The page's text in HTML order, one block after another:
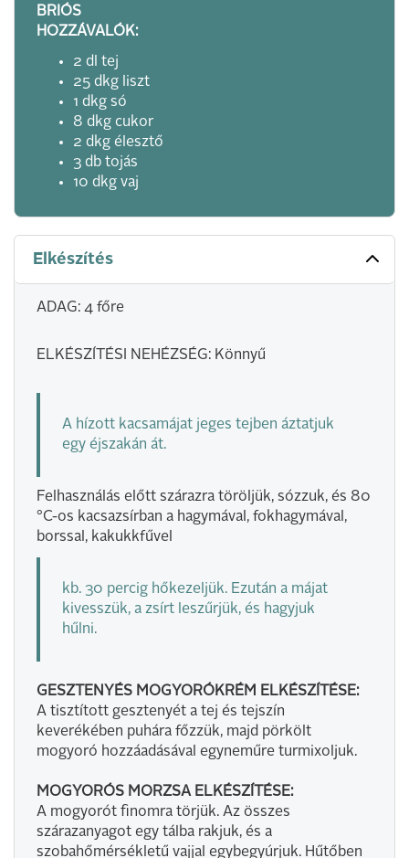
BRIÓS
HOZZÁVALÓK:
2 dl tej
25 dkg liszt
1 dkg só
8 dkg cukor
2 dkg élesztő
3 db tojás
10 dkg vaj
Elkészítés
ADAG: 4 főre
ELKÉSZÍTÉSI NEHÉZSÉG: Könnyű
A hízott kacsamájat jeges tejben áztatjuk
egy éjszakán át.
Felhasználás előtt szárazra töröljük, sózzuk, és 80
°C-os kacsazsírban a hagymával, fokhagymával,
borssal, kakukkfűvel
kb. 30 percig hőkezeljük. Ezután a májat
kivesszük, a zsírt leszűrjük, és hagyjuk
hűlni.
GESZTENYÉS MOGYORÓKRÉM ELKÉSZÍTÉSE:
A tisztított gesztenyét a tej és tejszín
keverékében puhára főzzük, majd pörkölt
mogyoró hozzáadásával egyneműre turmixoljuk.
MOGYORÓS MORZSA ELKÉSZÍTÉSE:
A mogyorót finomra törjük. Az összes
szárazanyagot egy tálba rakjuk, és a
szobahőmérsékletű vajjal egybegyúrjuk. Hűtőben